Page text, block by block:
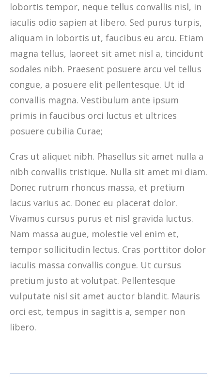
lobortis tempor, neque tellus convallis nisl, in
iaculis odio sapien at libero. Sed purus turpis,
aliquam in lobortis ut, faucibus eu arcu. Etiam
magna tellus, laoreet sit amet nisl a, tincidunt
sodales nibh. Praesent posuere arcu vel tellus
congue, a posuere elit pellentesque. Ut id
convallis magna. Vestibulum ante ipsum
primis in faucibus orci luctus et ultrices
posuere cubilia Curae;
Cras ut aliquet nibh. Phasellus sit amet nulla a
nibh convallis tristique. Nulla sit amet mi diam.
Donec rutrum rhoncus massa, et pretium
lacus varius ac. Donec eu placerat dolor.
Vivamus cursus purus et nisl gravida luctus.
Nam massa augue, molestie vel enim et,
tempor sollicitudin lectus. Cras porttitor dolor
iaculis massa convallis congue. Ut cursus
pretium justo at volutpat. Pellentesque
vulputate nisl sit amet auctor blandit. Mauris
orci est, tempus in sagittis a, semper non
libero.